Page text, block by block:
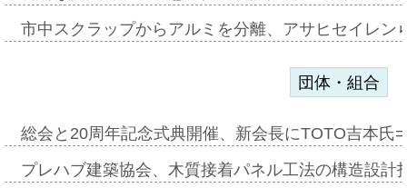
市中スクラップからアルミを分離、アサヒセイレ
団体・組合
総会と20周年記念式典開催、新会長にTOTO吉本氏
プレハブ建築協会、木質接着パネル工法の構造設